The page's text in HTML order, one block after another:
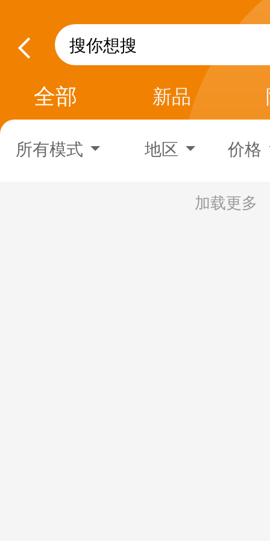
全部 新品
所有模式 地区 价格
加载更多